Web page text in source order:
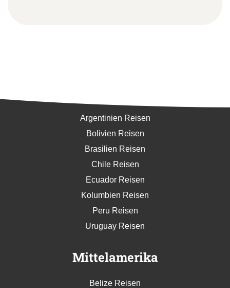
Argentinien Reisen
Bolivien Reisen
Brasilien Reisen
Chile Reisen
Ecuador Reisen
Kolumbien Reisen
Peru Reisen
Uruguay Reisen
Mittelamerika
Belize Reisen